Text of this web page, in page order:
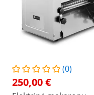
(0)
250,00 €